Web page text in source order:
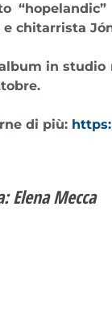
“hopelandic”
e chitarrista
in
.
di più:
Elena Mecca